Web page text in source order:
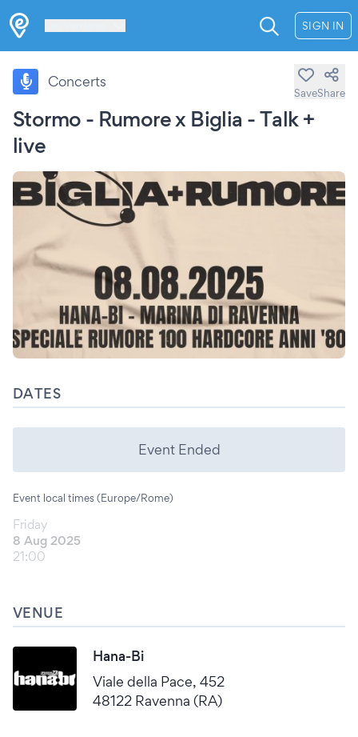
SIGN IN
Stormo - Rumore x Biglia - Talk +
live
Concerts
SaveShare
DATES
Event Ended
Event local times (Europe/Rome)
Friday
8 Aug 2025
21:00
VENUE
Hana-Bi
Viale della Pace, 452
48122 Ravenna (RA)